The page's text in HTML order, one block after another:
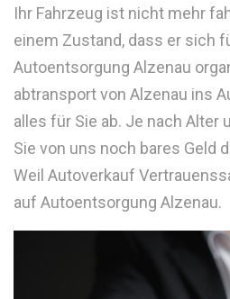
Ihr Fahrzeug ist nicht mehr
einem Zustand, dass er sich
Autoentsorgung Alzenau
abtransport von Alzenau ins
alles für Sie ab. Je nach Alter
Sie von uns noch bares Geld
Weil Autoverkauf
auf Autoentsorgung Alzenau.